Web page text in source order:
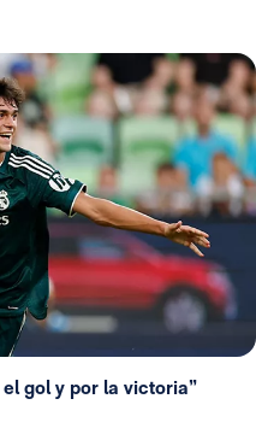
gol y por la victoria”